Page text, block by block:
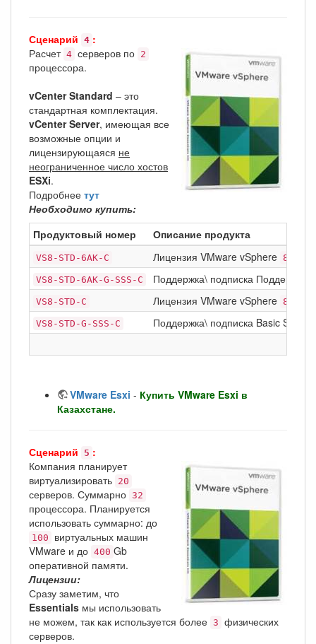
Сценарий 4 :
Расчет 4 серверов по 2
процессора.
vCenter Standard – это
стандартная комплектация.
vCenter Server, имеющая все
возможные опции и
лицензирующаяся не
неограниченное число хостов
ESXi.
Подробнее тут
Необходимо купить:
Продуктовый номер
Описание продукта
VS8-STD-6AK-C Лицензия VMware vSphere 8
VS8-STD-6AK-G-SSS-C Поддержка\ подписка
VS8-STD-C Лицензия VMware vSphere 8
VS8-STD-G-SSS-C Поддержка\ подписка Basic
VMware Esxi - Купить VMware Esxi в
Казахстане.
Сценарий 5 :
Компания планирует
виртуализировать 20
серверов. Суммарно 32
процессора. Планируется
использовать суммарно: до
100
виртуальных машин
VMware и до 400 Gb
оперативной памяти.
Лицензии:
Сразу заметим, что
Essentials мы использовать
не можем, так как используется более 3 физических
серверов.